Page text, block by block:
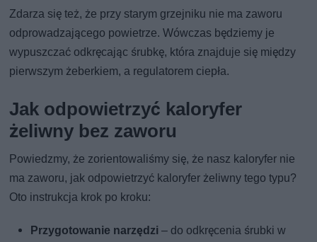
Zdarza się też, że przy starym grzejniku nie ma zaworu
odprowadzającego powietrze. Wówczas będziemy je
wypuszczać odkręcając śrubkę, która znajduje się między
pierwszym żeberkiem, a regulatorem ciepła.
Jak odpowietrzyć kaloryfer
żeliwny bez zaworu
Powiedzmy, że zorientowaliśmy się, że nasz kaloryfer nie
ma zaworu, jak odpowietrzyć kaloryfer żeliwny tego typu?
Oto instrukcja krok po kroku:
Przygotowanie narzędzi– do odkręcenia śrubki w